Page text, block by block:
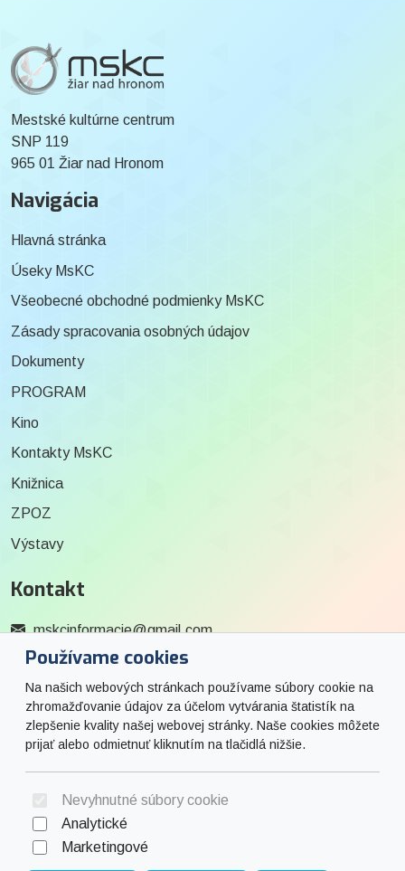
Používame cookies
Na našich webových stránkach používame súbory cookie na
zhromažďovanie údajov za účelom vytvárania štatistík na
zlepšenie kvality našej webovej stránky. Naše cookies môžete
prijať alebo odmietnuť kliknutím na tlačidlá nižšie.
Nevyhnutné súbory cookie
Analytické
Marketingové
Mestské kultúrne centrum
SNP 119
965 01 Žiar nad Hronom
Navigácia
Hlavná stránka
Úseky MsKC
Všeobecné obchodné podmienky MsKC
Zásady spracovania osobných údajov
Dokumenty
PROGRAM
Kino
Kontakty MsKC
Knižnica
ZPOZ
Výstavy
Kontakt
mskcinformacie@gmail.com
0915 727 244
Social
Facebook